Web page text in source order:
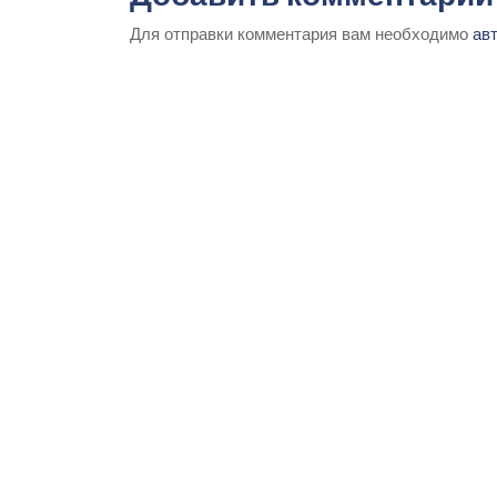
Для отправки комментария вам необходимо